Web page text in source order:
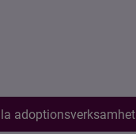
adoptionsverksamhet